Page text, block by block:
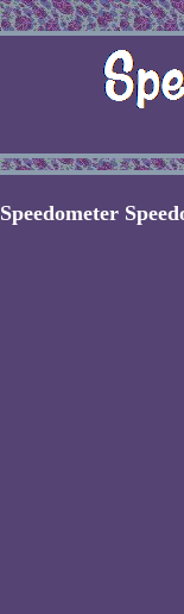
Speedometer